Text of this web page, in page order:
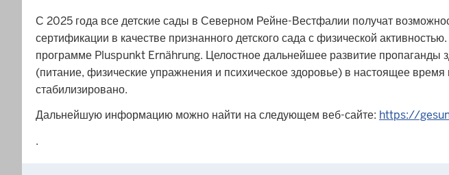
С 2025 года все детские сады в Северном Рейне-Вестфалии получат
сертификации в качестве признанного детского сада с физической
программе Pluspunkt Ernährung. Целостное дальнейшее развитие пропаганды
(питание, физические упражнения и психическое здоровье) в настоящее
стабилизировано.
Дальнейшую информацию можно найти на следующем веб-сайте: https://
.